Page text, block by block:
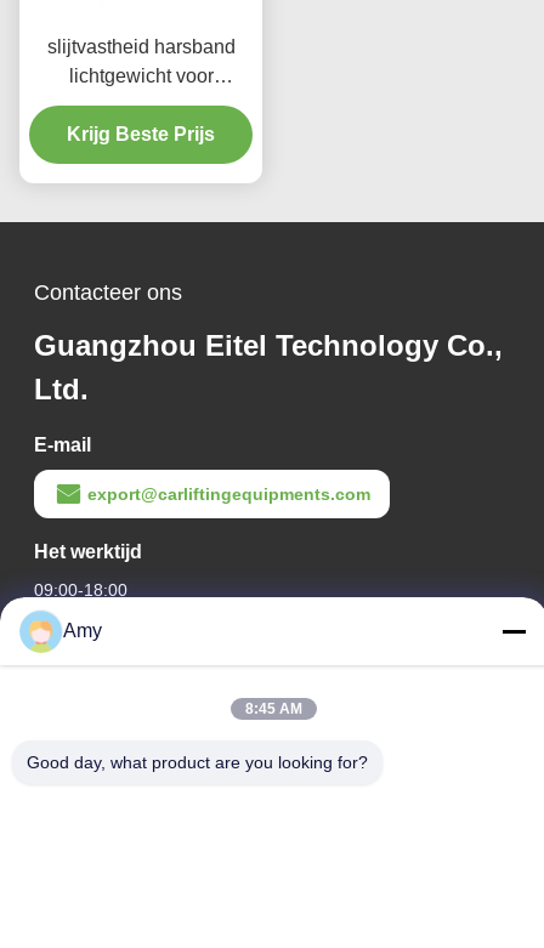
slijtvastheid harsband
lichtgewicht voor
remplaat
reserveonderdelen
Krijg Beste Prijs
Contacteer ons
Guangzhou Eitel Technology Co.,
Ltd.
E-mail
export@carliftingequipments.com
Het werktijd
09:00-18:00
Ons adres
Nationale weg 106, Huadu-district, Guangzhou
Fabrieksadres
Amy
8:45 AM
Good day, what product are you looking for?